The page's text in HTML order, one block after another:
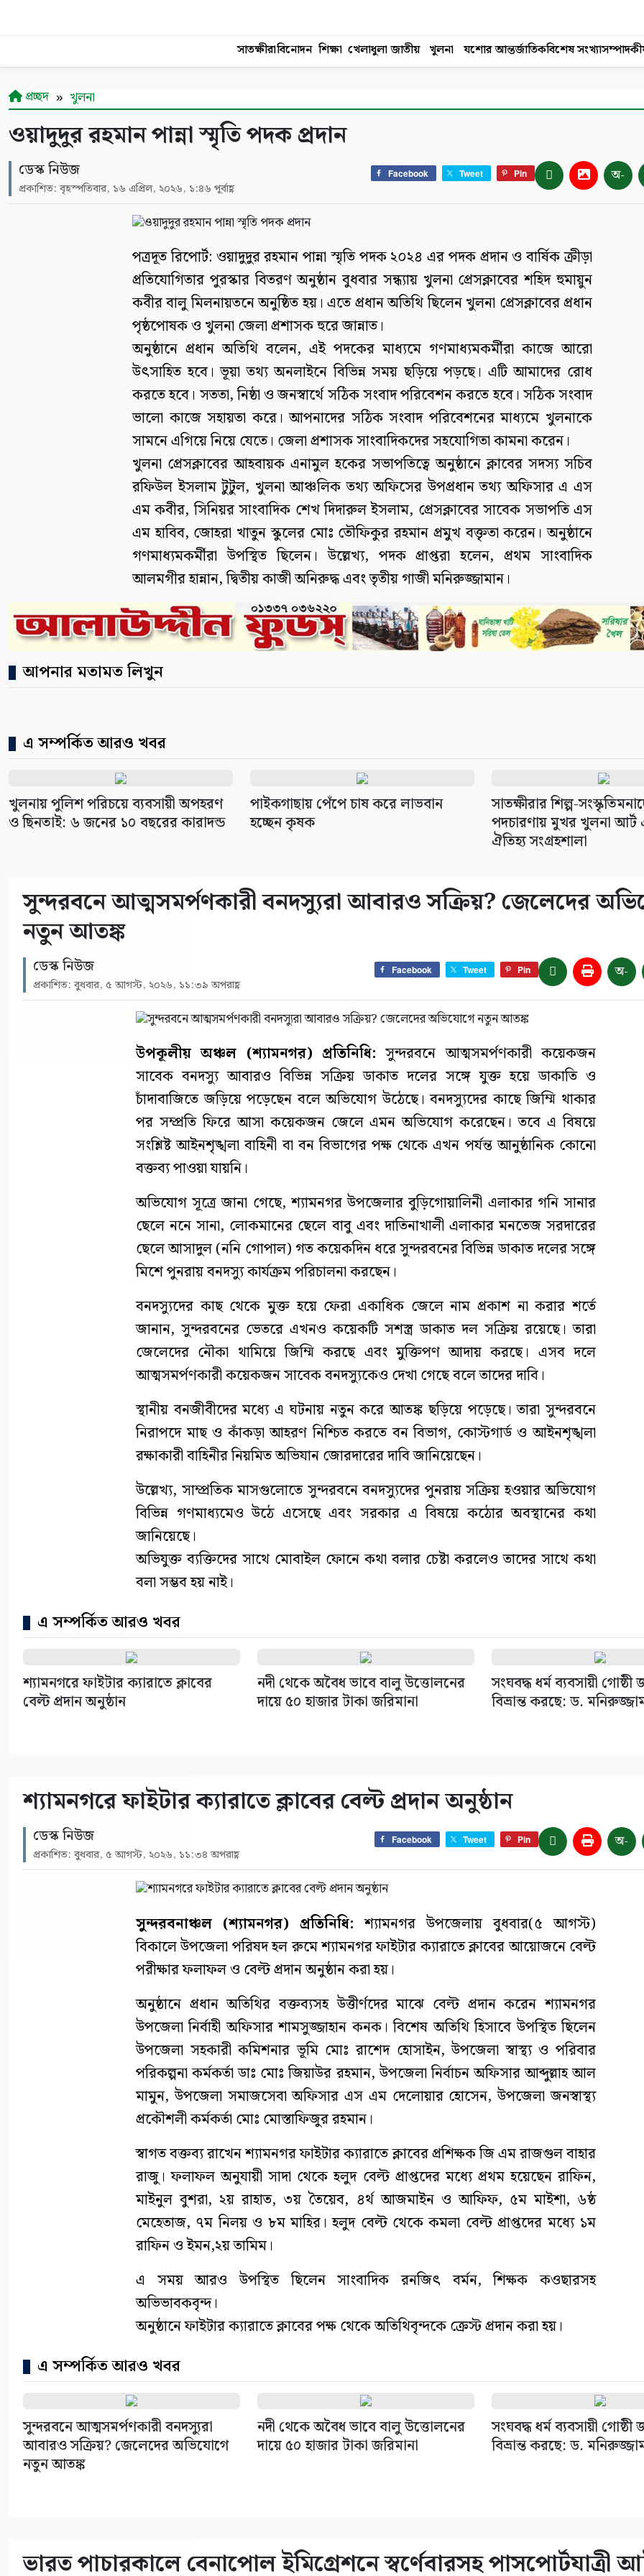
সাতক্ষীরাবিনোদন শিক্ষা খেলাধুলা জাতীয় খুলনা যশোর আন্তর্জাতিকবিশেষ সংখ্যা
প্রচ্ছদ খুলনা
ওয়াদুদুর রহমান পান্না স্মৃতি পদক প্রদান
ডেস্ক নিউজ
প্রকাশিত: বৃহস্পতিবার, ১৬ এপ্রিল, ২০২৬, ১:৪৬ পূর্বাহ্ণ
Facebook Tweet Pin অ-
পত্রদূত রিপোর্ট: ওয়াদুদুর রহমান পান্না স্মৃতি পদক ২০২৪ এর পদক প্রদান ও বার্ষিক ক্রীড়া
প্রতিযোগিতার পুরস্কার বিতরণ অনুষ্ঠান বুধবার সন্ধ্যায় খুলনা প্রেসক্লাবের শহিদ হুমায়ুন
কবীর বালু মিলনায়তনে অনুষ্ঠিত হয়। এতে প্রধান অতিথি ছিলেন খুলনা প্রেসক্লাবের প্রধান
পৃষ্ঠপোষক ও খুলনা জেলা প্রশাসক হুরে জান্নাত।
অনুষ্ঠানে প্রধান অতিথি বলেন, এই পদকের মাধ্যমে গণমাধ্যমকর্মীরা কাজে আরো
উৎসাহিত হবে। ভূয়া তথ্য অনলাইনে বিভিন্ন সময় ছড়িয়ে পড়ছে। এটি আমাদের রোধ
করতে হবে। সততা, নিষ্ঠা ও জনস্বার্থে সঠিক সংবাদ পরিবেশন করতে হবে। সঠিক সংবাদ
ভালো কাজে সহায়তা করে। আপনাদের সঠিক সংবাদ পরিবেশনের মাধ্যমে খুলনাকে
সামনে এগিয়ে নিয়ে যেতে। জেলা প্রশাসক সাংবাদিকদের সহযোগিতা কামনা করেন।
খুলনা প্রেসক্লাবের আহবায়ক এনামুল হকের সভাপতিত্বে অনুষ্ঠানে ক্লাবের সদস্য সচিব
রফিউল ইসলাম টুটুল, খুলনা আঞ্চলিক তথ্য অফিসের উপপ্রধান তথ্য অফিসার এ এস
এম কবীর, সিনিয়র সাংবাদিক শেখ দিদারুল ইসলাম, প্রেসক্লাবের সাবেক সভাপতি এস
এম হাবিব, জোহরা খাতুন স্কুলের মোঃ তৌফিকুর রহমান প্রমুখ বক্তৃতা করেন। অনুষ্ঠানে
গণমাধ্যমকর্মীরা উপস্থিত ছিলেন। উল্লেখ্য, পদক প্রাপ্তরা হলেন, প্রথম সাংবাদিক
আলমগীর হান্নান, দ্বিতীয় কাজী অনিরুদ্ধ এবং তৃতীয় গাজী মনিরুজ্জামান।
আপনার মতামত লিখুন
এ সম্পর্কিত আরও খবর
খুলনায় পুলিশ পরিচয়ে ব্যবসায়ী অপহরণ
ও ছিনতাই: ৬ জনের ১০ বছরের কারাদন্ড
পাইকগাছায় পেঁপে চাষ করে লাভবান
হচ্ছেন কৃষক
সাতক্ষীরার শিল্প-
পদচারণায় মুখর খুলনা আর্ট
ঐতিহ্য সংগ্রহশালা
সুন্দরবনে আত্মসমর্পণকারী বনদস্যুরা আবারও সক্রিয়? জেলেদের
নতুন আতঙ্ক
ডেস্ক নিউজ
প্রকাশিত: বুধবার, ৫ আগস্ট, ২০২৬, ১১:৩৯ অপরাহ্ণ
Facebook Tweet Pin অ-
উপকূলীয় অঞ্চল (শ্যামনগর) প্রতিনিধি: সুন্দরবনে আত্মসমর্পণকারী কয়েকজন
সাবেক বনদস্যু আবারও বিভিন্ন সক্রিয় ডাকাত দলের সঙ্গে যুক্ত হয়ে ডাকাতি ও
চাঁদাবাজিতে জড়িয়ে পড়েছেন বলে অভিযোগ উঠেছে। বনদস্যুদের কাছে জিম্মি থাকার
পর সম্প্রতি ফিরে আসা কয়েকজন জেলে এমন অভিযোগ করেছেন। তবে এ বিষয়ে
সংশ্লিষ্ট আইনশৃঙ্খলা বাহিনী বা বন বিভাগের পক্ষ থেকে এখন পর্যন্ত আনুষ্ঠানিক কোনো
বক্তব্য পাওয়া যায়নি।
অভিযোগ সূত্রে জানা গেছে, শ্যামনগর উপজেলার বুড়িগোয়ালিনী এলাকার গনি সানার
ছেলে ননে সানা, লোকমানের ছেলে বাবু এবং দাতিনাখালী এলাকার মনতেজ সরদারের
ছেলে আসাদুল (ননি গোপাল) গত কয়েকদিন ধরে সুন্দরবনের বিভিন্ন ডাকাত দলের সঙ্গে
মিশে পুনরায় বনদস্যু কার্যক্রম পরিচালনা করছেন।
বনদস্যুদের কাছ থেকে মুক্ত হয়ে ফেরা একাধিক জেলে নাম প্রকাশ না করার শর্তে
জানান, সুন্দরবনের ভেতরে এখনও কয়েকটি সশস্ত্র ডাকাত দল সক্রিয় রয়েছে। তারা
জেলেদের নৌকা থামিয়ে জিম্মি করছে এবং মুক্তিপণ আদায় করছে। এসব দলে
আত্মসমর্পণকারী কয়েকজন সাবেক বনদস্যুকেও দেখা গেছে বলে তাদের দাবি।
স্থানীয় বনজীবীদের মধ্যে এ ঘটনায় নতুন করে আতঙ্ক ছড়িয়ে পড়েছে। তারা সুন্দরবনে
নিরাপদে মাছ ও কাঁকড়া আহরণ নিশ্চিত করতে বন বিভাগ, কোস্টগার্ড ও আইনশৃঙ্খলা
রক্ষাকারী বাহিনীর নিয়মিত অভিযান জোরদারের দাবি জানিয়েছেন।
উল্লেখ্য, সাম্প্রতিক মাসগুলোতে সুন্দরবনে বনদস্যুদের পুনরায় সক্রিয় হওয়ার অভিযোগ
বিভিন্ন গণমাধ্যমেও উঠে এসেছে এবং সরকার এ বিষয়ে কঠোর অবস্থানের কথা
জানিয়েছে।
অভিযুক্ত ব্যক্তিদের সাথে মোবাইল ফোনে কথা বলার চেষ্টা করলেও তাদের সাথে কথা
বলা সম্ভব হয় নাই।
এ সম্পর্কিত আরও খবর
শ্যামনগরে ফাইটার ক্যারাতে ক্লাবের
বেল্ট প্রদান অনুষ্ঠান
নদী থেকে অবৈধ ভাবে বালু উত্তোলনের
দায়ে ৫০ হাজার টাকা জরিমানা
সংঘবদ্ধ ধর্ম ব্যবসায়ী গোষ্ঠী
বিভ্রান্ত করছে: ড.
শ্যামনগরে ফাইটার ক্যারাতে ক্লাবের বেল্ট প্রদান অনুষ্ঠান
ডেস্ক নিউজ
প্রকাশিত: বুধবার, ৫ আগস্ট, ২০২৬, ১১:৩৪ অপরাহ্ণ
Facebook Tweet Pin অ-
সুন্দরবনাঞ্চল (শ্যামনগর) প্রতিনিধি: শ্যামনগর উপজেলায় বুধবার(৫ আগস্ট)
বিকালে উপজেলা পরিষদ হল রুমে শ্যামনগর ফাইটার ক্যারাতে ক্লাবের আয়োজনে বেল্ট
পরীক্ষার ফলাফল ও বেল্ট প্রদান অনুষ্ঠান করা হয়।
অনুষ্ঠানে প্রধান অতিথির বক্তব্যসহ উত্তীর্ণদের মাঝে বেল্ট প্রদান করেন শ্যামনগর
উপজেলা নির্বাহী অফিসার শামসুজ্জাহান কনক। বিশেষ অতিথি হিসাবে উপস্থিত ছিলেন
উপজেলা সহকারী কমিশনার ভূমি মোঃ রাশেদ হোসাইন, উপজেলা স্বাস্থ্য ও পরিবার
পরিকল্পনা কর্মকর্তা ডাঃ মোঃ জিয়াউর রহমান, উপজেলা নির্বাচন অফিসার আব্দুল্লাহ আল
মামুন, উপজেলা সমাজসেবা অফিসার এস এম দেলোয়ার হোসেন, উপজেলা জনস্বাস্থ্য
প্রকৌশলী কর্মকর্তা মোঃ মোস্তাফিজুর রহমান।
স্বাগত বক্তব্য রাখেন শ্যামনগর ফাইটার ক্যারাতে ক্লাবের প্রশিক্ষক জি এম রাজগুল বাহার
রাজু। ফলাফল অনুযায়ী সাদা থেকে হলুদ বেল্ট প্রাপ্তদের মধ্যে প্রথম হয়েছেন রাফিন,
মাইনুল বুশরা, ২য় রাহাত, ৩য় তৈয়েব, ৪র্থ আজমাইন ও আফিফ, ৫ম মাইশা, ৬ষ্ঠ
মেহেতাজ, ৭ম নিলয় ও ৮ম মাহির। হলুদ বেল্ট থেকে কমলা বেল্ট প্রাপ্তদের মধ্যে ১ম
রাফিন ও ইমন,২য় তামিম।
এ সময় আরও উপস্থিত ছিলেন সাংবাদিক রনজিৎ বর্মন, শিক্ষক কওছারসহ
অভিভাবকবৃন্দ।
অনুষ্ঠানে ফাইটার ক্যারাতে ক্লাবের পক্ষ থেকে অতিথিবৃন্দকে ক্রেস্ট প্রদান করা হয়।
এ সম্পর্কিত আরও খবর
সুন্দরবনে আত্মসমর্পণকারী বনদস্যুরা
আবারও সক্রিয়? জেলেদের অভিযোগে
নতুন আতঙ্ক
নদী থেকে অবৈধ ভাবে বালু উত্তোলনের
দায়ে ৫০ হাজার টাকা জরিমানা
সংঘবদ্ধ ধর্ম ব্যবসায়ী গোষ্ঠী
বিভ্রান্ত করছে: ড.
ভারত পাচারকালে বেনাপোল ইমিগ্রেশনে স্বর্ণেবারসহ পাসপোর্টযাত্রী